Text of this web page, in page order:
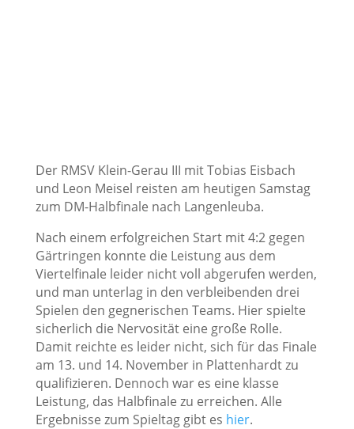
Der RMSV Klein-Gerau III mit Tobias Eisbach
und Leon Meisel reisten am heutigen Samstag
zum DM-Halbfinale nach Langenleuba.
Nach einem erfolgreichen Start mit 4:2 gegen
Gärtringen konnte die Leistung aus dem
Viertelfinale leider nicht voll abgerufen werden,
und man unterlag in den verbleibenden drei
Spielen den gegnerischen Teams. Hier spielte
sicherlich die Nervosität eine große Rolle.
Damit reichte es leider nicht, sich für das Finale
am 13. und 14. November in Plattenhardt zu
qualifizieren. Dennoch war es eine klasse
Leistung, das Halbfinale zu erreichen. Alle
Ergebnisse zum Spieltag gibt es hier.